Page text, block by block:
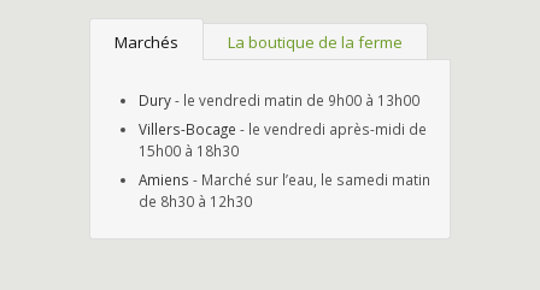
Marchés La boutique de la ferme
Dury- le vendredi matin de 9h00 à 13h00
Villers-Bocage - le vendredi après-midi de
15h00 à 18h30
Amiens - Marché sur l’eau, le samedi matin
de 8h30 à 12h30